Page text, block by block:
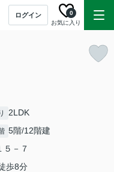
ログイン
お気に入り
0
2LDK
5階/12階建
５－７
歩8分